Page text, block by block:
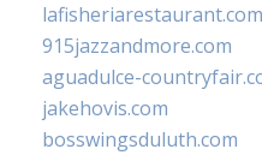
lafisheriarestaurant.com
915jazzandmore.com
aguadulce-
jakehovis.com
bosswingsduluth.com